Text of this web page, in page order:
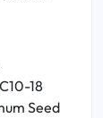
18
Seed